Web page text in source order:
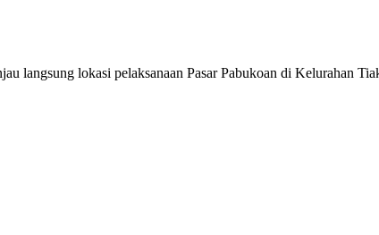
lokasi pelaksanaan Pasar Pabukoan di Kelurahan